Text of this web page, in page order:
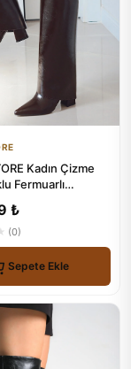
Kadın Çizme
Fermuarlı
₺
(0)
Sepete Ekle